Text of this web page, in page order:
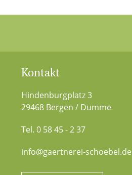
Kontakt
Hindenburgplatz 3
29468 Bergen / Dumme
Tel. 0 58 45 - 2 37
info@gaertnerei-schoebel.de